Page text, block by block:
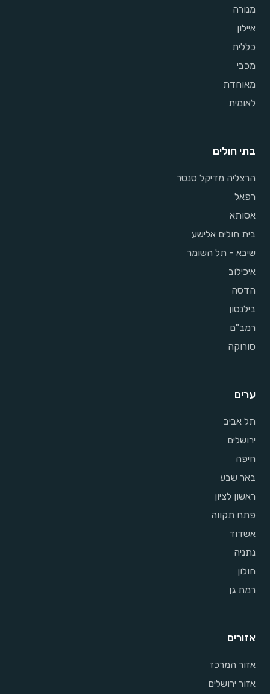
מנורה
איילון
כללית
מכבי
מאוחדת
לאומית
בתי חולים
הרצליה מדיקל סנטר
רפאל
אסותא
בית חולים אלישע
שיבא - תל השומר
איכילוב
הדסה
בילנסון
רמב"ם
סורוקה
ערים
תל אביב
ירושלים
חיפה
באר שבע
ראשון לציון
פתח תקווה
אשדוד
נתניה
חולון
רמת גן
אזורים
אזור המרכז
אזור ירושלים